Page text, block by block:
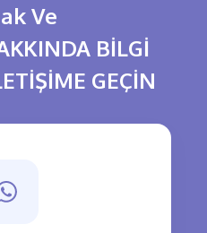
Ve
BİLGİ
GEÇİN